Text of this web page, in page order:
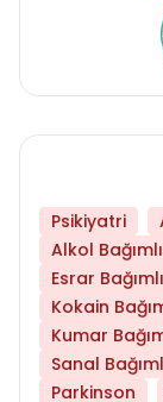
Psikiyatri
Alkol
Esrar
Kokain
Kumar
Sanal
Parkinson